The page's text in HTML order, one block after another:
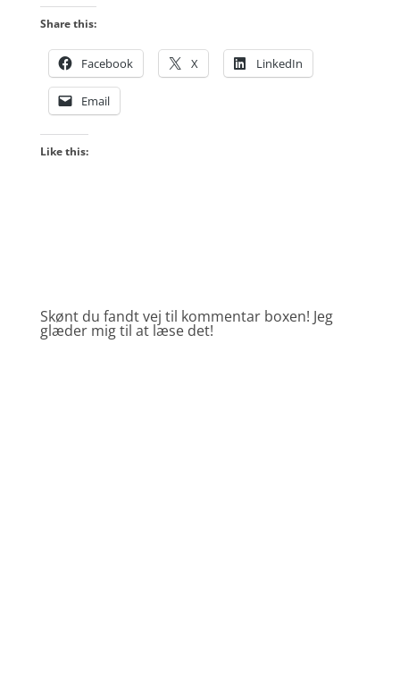
Share this:
Facebook X LinkedIn
Email
Like this:
Skønt du fandt vej til kommentar boxen! Jeg
glæder mig til at læse det!